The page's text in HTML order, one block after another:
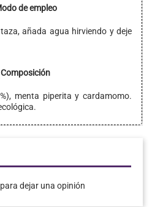
de empleo
añada agua hirviendo y deje
Composición
menta piperita y cardamomo.
dejar una opinión